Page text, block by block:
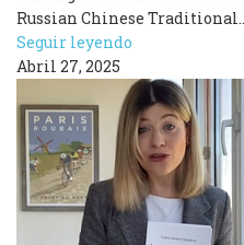
Russian Chinese
Seguir leyendo
Abril 27, 2025